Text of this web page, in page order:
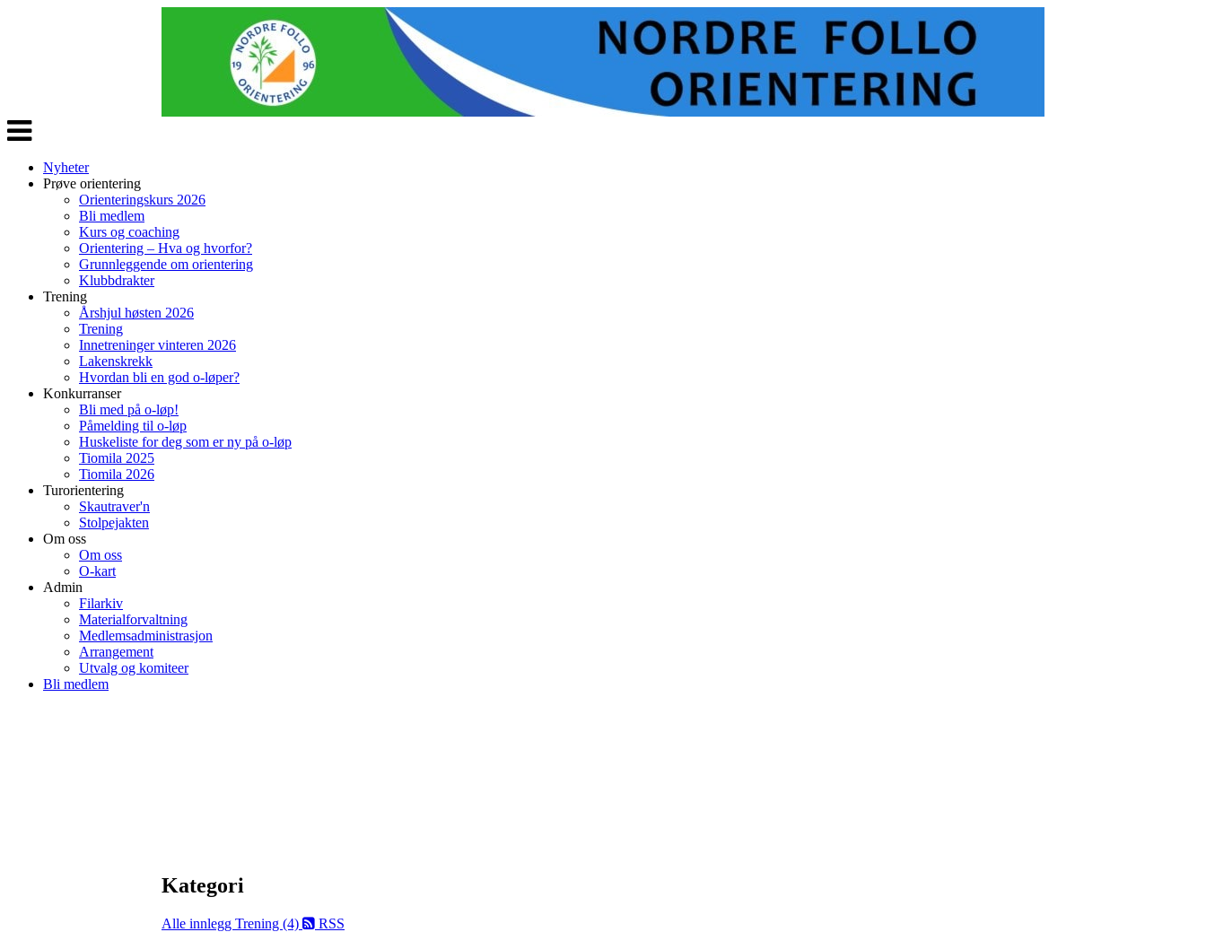
Veksle
navigasjon
Nyheter
Prøve orientering
Orienteringskurs 2026
Bli medlem
Kurs og coaching
Orientering – Hva og hvorfor?
Grunnleggende om orientering
Klubbdrakter
Trening
Årshjul høsten 2026
Trening
Innetreninger vinteren 2026
Lakenskrekk
Hvordan bli en god o-løper?
Konkurranser
Bli med på o-løp!
Påmelding til o-løp
Huskeliste for deg som er ny på o-løp
Tiomila 2025
Tiomila 2026
Turorientering
Skautraver'n
Stolpejakten
Om oss
Om oss
O-kart
Admin
Filarkiv
Materialforvaltning
Medlemsadministrasjon
Arrangement
Utvalg og komiteer
Bli medlem
Kategori
Alle innlegg Trening (4) RSS